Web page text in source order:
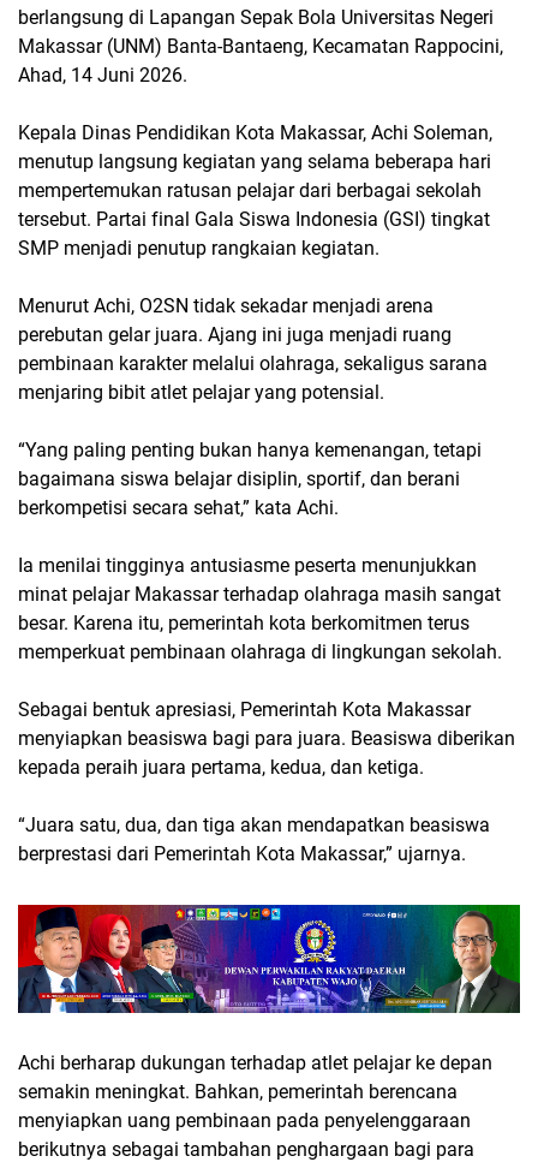
berlangsung di Lapangan Sepak Bola Universitas Negeri
Makassar (UNM) Banta-Bantaeng, Kecamatan Rappocini,
Ahad, 14 Juni 2026.
Kepala Dinas Pendidikan Kota Makassar, Achi Soleman,
menutup langsung kegiatan yang selama beberapa hari
mempertemukan ratusan pelajar dari berbagai sekolah
tersebut. Partai final Gala Siswa Indonesia (GSI) tingkat
SMP menjadi penutup rangkaian kegiatan.
Menurut Achi, O2SN tidak sekadar menjadi arena
perebutan gelar juara. Ajang ini juga menjadi ruang
pembinaan karakter melalui olahraga, sekaligus sarana
menjaring bibit atlet pelajar yang potensial.
“Yang paling penting bukan hanya kemenangan, tetapi
bagaimana siswa belajar disiplin, sportif, dan berani
berkompetisi secara sehat,” kata Achi.
Ia menilai tingginya antusiasme peserta menunjukkan
minat pelajar Makassar terhadap olahraga masih sangat
besar. Karena itu, pemerintah kota berkomitmen terus
memperkuat pembinaan olahraga di lingkungan sekolah.
Sebagai bentuk apresiasi, Pemerintah Kota Makassar
menyiapkan beasiswa bagi para juara. Beasiswa diberikan
kepada peraih juara pertama, kedua, dan ketiga.
“Juara satu, dua, dan tiga akan mendapatkan beasiswa
berprestasi dari Pemerintah Kota Makassar,” ujarnya.
Achi berharap dukungan terhadap atlet pelajar ke depan
semakin meningkat. Bahkan, pemerintah berencana
menyiapkan uang pembinaan pada penyelenggaraan
berikutnya sebagai tambahan penghargaan bagi para